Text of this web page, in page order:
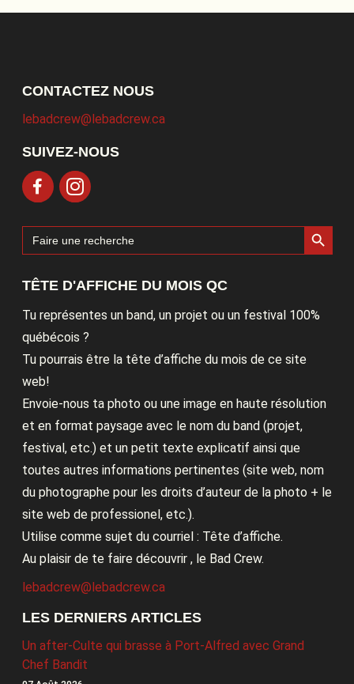
CONTACTEZ NOUS
lebadcrew@lebadcrew.ca
SUIVEZ-NOUS
Search
for:
Search Button
TÊTE D'AFFICHE DU MOIS QC
Tu représentes un band, un projet ou un festival 100%
québécois ?
Tu pourrais être la tête d’affiche du mois de ce site
web!
Envoie-nous ta photo ou une image en haute résolution
et en format paysage avec le nom du band (projet,
festival, etc.) et un petit texte explicatif ainsi que
toutes autres informations pertinentes (site web, nom
du photographe pour les droits d’auteur de la photo + le
site web de professionel, etc.).
Utilise comme sujet du courriel : Tête d’affiche.
Au plaisir de te faire découvrir , le Bad Crew.
lebadcrew@lebadcrew.ca
LES DERNIERS ARTICLES
Un after-Culte qui brasse à Port-Alfred avec Grand
Chef Bandit